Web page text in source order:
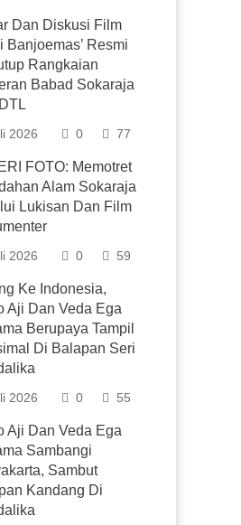
Dan Diskusi Film
Banjoemas’ Resmi
Rangkaian
Babad Sokaraja
2026 0 77
FOTO: Memotret
Alam Sokaraja
Lukisan Dan Film
2026 0 59
Ke Indonesia,
Aji Dan Veda Ega
Berupaya Tampil
Di Balapan Seri
2026 0 55
Aji Dan Veda Ega
Sambangi
Sambut
Kandang Di